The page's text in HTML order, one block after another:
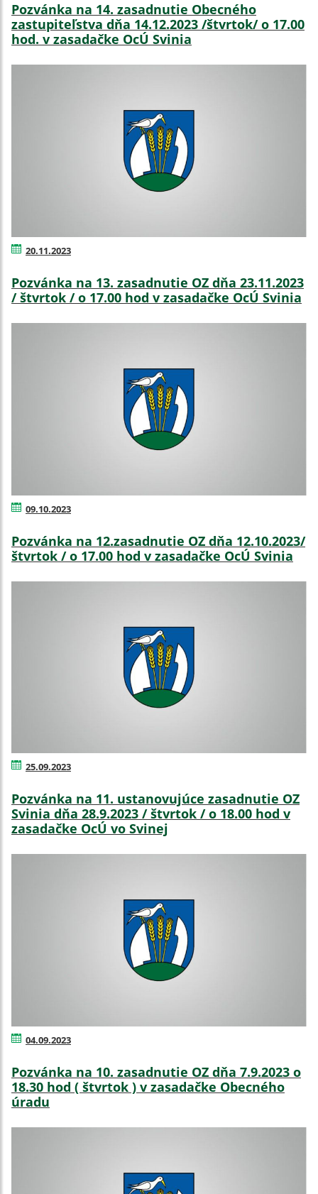
Pozvánka na 14. zasadnutie Obecného
zastupiteľstva dňa 14.12.2023 /štvrtok/ o 17.00
hod. v zasadačke OcÚ Svinia
20.11.2023
Pozvánka na 13. zasadnutie OZ dňa 23.11.2023
/ štvrtok / o 17.00 hod v zasadačke OcÚ Svinia
09.10.2023
Pozvánka na 12.zasadnutie OZ dňa 12.10.2023/
štvrtok / o 17.00 hod v zasadačke OcÚ Svinia
25.09.2023
Pozvánka na 11. ustanovujúce zasadnutie OZ
Svinia dňa 28.9.2023 / štvrtok / o 18.00 hod v
zasadačke OcÚ vo Svinej
04.09.2023
Pozvánka na 10. zasadnutie OZ dňa 7.9.2023 o
18.30 hod ( štvrtok ) v zasadačke Obecného
úradu